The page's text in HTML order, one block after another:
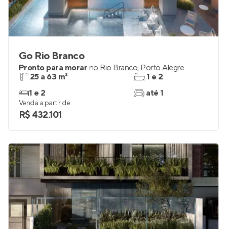
Go Rio Branco
Pronto para morar no Rio Branco, Porto Alegre
25 a 63 m²
1 e 2
1 e 2
até 1
Venda a partir de
R$ 432.101